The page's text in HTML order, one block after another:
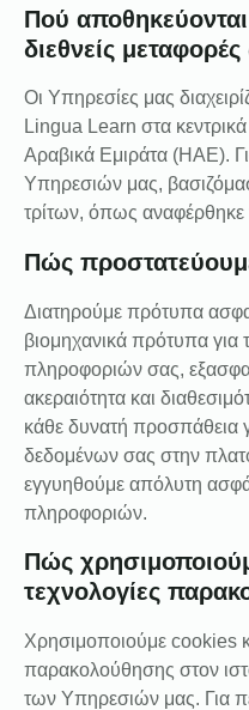
Πού
διεθνείς
Οι Υπηρεσίες μας
Lingua Learn στα
Αραβικά Εμιράτα (ΗΑΕ).
Υπηρεσιών μας,
τρίτων, όπως
Πώς
Διατηρούμε πρότυπα
βιομηχανικά πρότυπα για
πληροφοριών σας,
ακεραιότητα και
κάθε δυνατή προσπάθεια
δεδομένων σας στην
εγγυηθούμε απόλυτη
πληροφοριών.
Πώς
τεχνολογίες
Χρησιμοποιούμε cookies
παρακολούθησης στον
των Υπηρεσιών μας. Για